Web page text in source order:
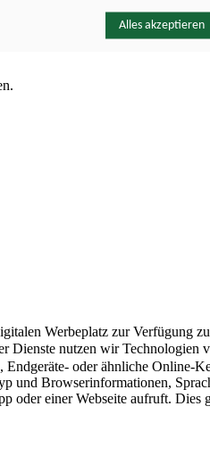
Werbeplatz zur Verfügung
Dienste nutzen wir Technologien
oder ähnliche Online-
und Browserinformationen,
oder einer Webseite aufruft. Dies
Alles akzeptieren